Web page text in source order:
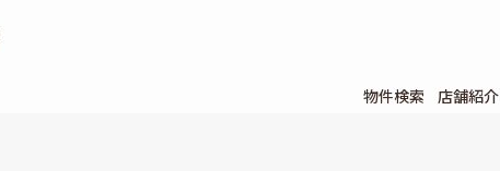
物件検索 店舗紹介